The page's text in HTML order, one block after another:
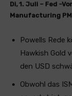
Di, 1. Juli – Fed -
Manufacturing
Powells Rede
Hawkish Gold
den USD
Obwohl das